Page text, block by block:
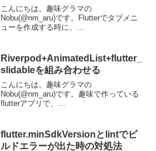
こんにちは。趣味グラマの
Nobu(@nm_aru)です。Flutterでタブメニ
ューを作成する時に、
理するために、StatefulWidgetのst...
Riverpod+AnimatedList+flutter_
slidableを組み合わせる
こんにちは。趣味グラマの
Nobu(@nm_aru)です。趣味で作っている
flutterアプリで、
AnimatedListを使ったところ、いくつか
問...
flutter.minSdkVersionとlintでビ
ルドエラーが出た時の対処法